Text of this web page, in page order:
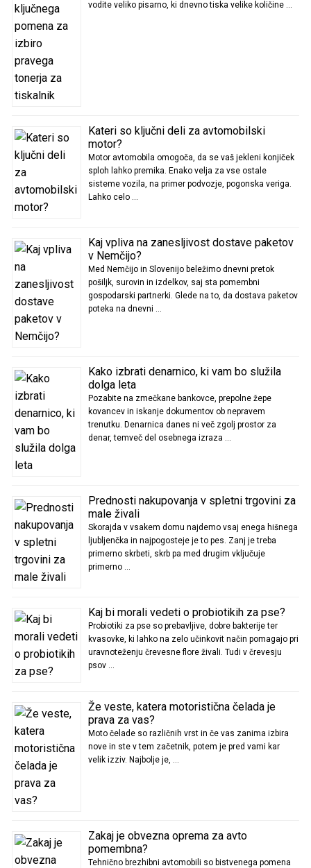
vodite veliko pisarno, ki dnevno tiska velike količine …
Kateri so ključni deli za avtomobilski
motor?
Motor avtomobila omogoča, da se vaš jekleni konjiček
sploh lahko premika. Enako velja za vse ostale
sisteme vozila, na primer podvozje, pogonska veriga.
Lahko celo …
Kaj vpliva na zanesljivost dostave paketov
v Nemčijo?
Med Nemčijo in Slovenijo beležimo dnevni pretok
pošiljk, surovin in izdelkov, saj sta pomembni
gospodarski partnerki. Glede na to, da dostava paketov
poteka na dnevni …
Kako izbrati denarnico, ki vam bo služila
dolga leta
Pozabite na zmečkane bankovce, prepolne žepe
kovancev in iskanje dokumentov ob nepravem
trenutku. Denarnica danes ni več zgolj prostor za
denar, temveč del osebnega izraza …
Prednosti nakupovanja v spletni trgovini za
male živali
Skorajda v vsakem domu najdemo vsaj enega hišnega
ljubljenčka in najpogosteje je to pes. Zanj je treba
primerno skrbeti, skrb pa med drugim vključuje
primerno …
Kaj bi morali vedeti o probiotikih za pse?
Probiotiki za pse so prebavljive, dobre bakterije ter
kvasovke, ki lahko na zelo učinkovit način pomagajo pri
uravnoteženju črevesne flore živali. Tudi v črevesju
psov …
Že veste, katera motoristična čelada je
prava za vas?
Moto čelade so različnih vrst in če vas zanima izbira
nove in ste v tem začetnik, potem je pred vami kar
velik izziv. Najbolje je, …
Zakaj je obvezna oprema za avto
pomembna?
Tehnično brezhibni avtomobili so bistvenega pomena